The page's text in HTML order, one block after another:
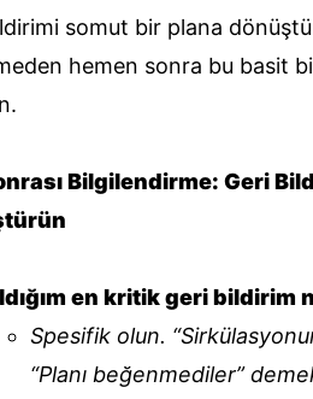
somut bir plana
hemen sonra bu basit
Bilgilendirme: Geri
en kritik geri bildirim
Spesifik olun.
“Planı beğenmediler”